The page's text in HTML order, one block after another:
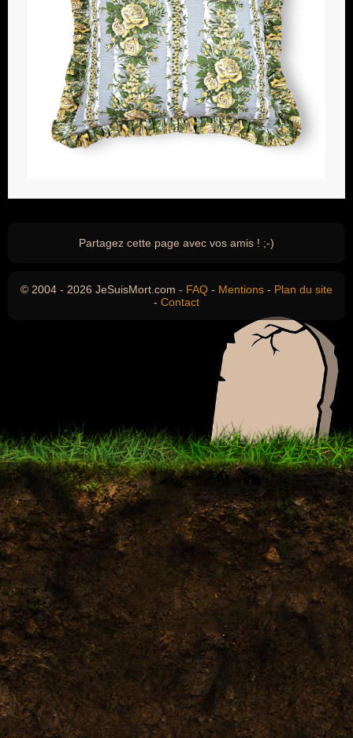
Partagez cette page avec vos amis ! ;-)
© 2004 - 2026 JeSuisMort.com - FAQ - Mentions - Plan du site
- Contact